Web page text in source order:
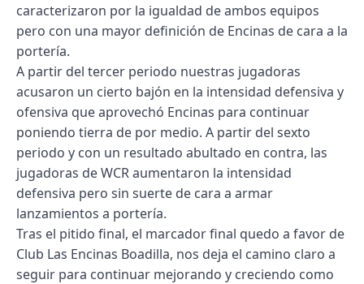
caracterizaron por la igualdad de ambos equipos
pero con una mayor definición de Encinas de cara a la
portería.
A partir del tercer periodo nuestras jugadoras
acusaron un cierto bajón en la intensidad defensiva y
ofensiva que aprovechó Encinas para continuar
poniendo tierra de por medio. A partir del sexto
periodo y con un resultado abultado en contra, las
jugadoras de WCR aumentaron la intensidad
defensiva pero sin suerte de cara a armar
lanzamientos a portería.
Tras el pitido final, el marcador final quedo a favor de
Club Las Encinas Boadilla, nos deja el camino claro a
seguir para continuar mejorando y creciendo como